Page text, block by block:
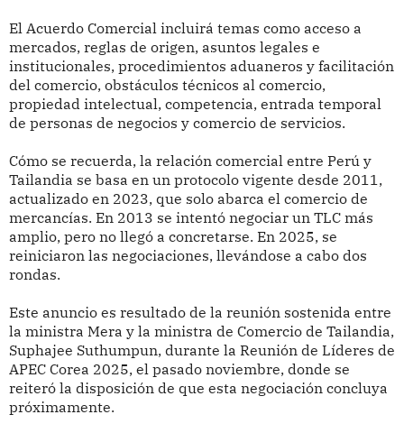
El Acuerdo Comercial incluirá temas como acceso a
mercados, reglas de origen, asuntos legales e
institucionales, procedimientos aduaneros y facilitación
del comercio, obstáculos técnicos al comercio,
propiedad intelectual, competencia, entrada temporal
de personas de negocios y comercio de servicios.
Cómo se recuerda, la relación comercial entre Perú y
Tailandia se basa en un protocolo vigente desde 2011,
actualizado en 2023, que solo abarca el comercio de
mercancías. En 2013 se intentó negociar un TLC más
amplio, pero no llegó a concretarse. En 2025, se
reiniciaron las negociaciones, llevándose a cabo dos
rondas.
Este anuncio es resultado de la reunión sostenida entre
la ministra Mera y la ministra de Comercio de Tailandia,
Suphajee Suthumpun, durante la Reunión de Líderes de
APEC Corea 2025, el pasado noviembre, donde se
reiteró la disposición de que esta negociación concluya
próximamente.